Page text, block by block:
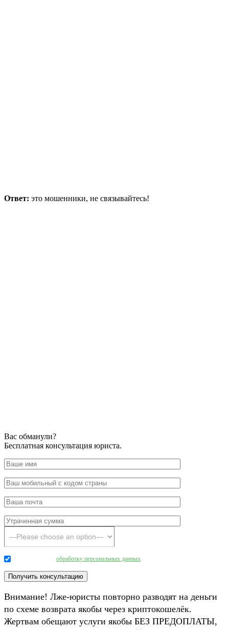
Ответ: это мошенники, не связывайтесь!
Вас обманули?
Бесплатная консультация юриста.
обработку персональных данных
Внимание! Лже-юристы повторно разводят на деньги
по схеме возврата якобы через криптокошелёк.
Жертвам обещают услуги якобы БЕЗ ПРЕДОПЛАТЫ,